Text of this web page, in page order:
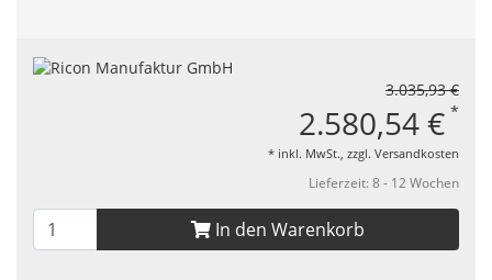
3.035,93 €
2.580,54 € *
* inkl. MwSt., zzgl. Versandkosten
Lieferzeit: 8 - 12 Wochen
In den Warenkorb